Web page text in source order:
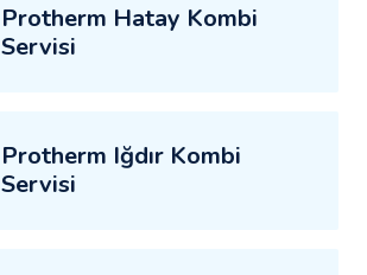
Protherm Hatay Kombi
Servisi
Protherm Iğdır Kombi
Servisi